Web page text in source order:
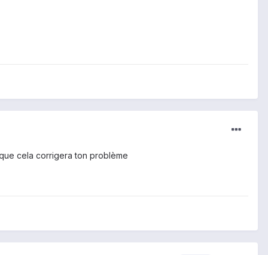
cela corrigera ton problème